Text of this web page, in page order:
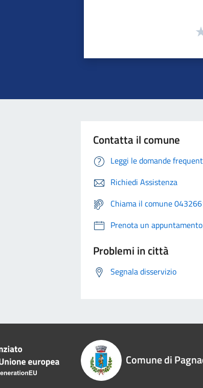
Contatta il comune
Leggi le domande
Richiedi Assistenza
Chiama il comune
Prenota un appuntamento
Problemi in città
Segnala disservizio
Comune di